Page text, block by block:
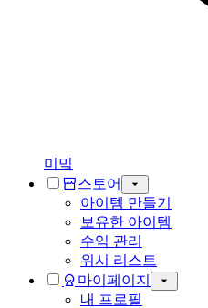
미밐
스토어
아이템 만들기
보유한 아이템
수익 관리
위시 리스트
마이페이지
내 프로필